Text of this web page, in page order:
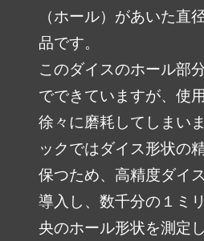
（ホール）があいた直
品です。
このダイスのホール部
でできていますが、使
徐々に磨耗してしまい
ックではダイス形状の
保つため、高精度ダイ
導入し、数千分の１ミ
央のホール形状を測定